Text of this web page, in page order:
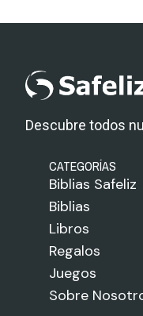
Descubre todos
CATEGORÍAS
Biblias Safeliz
Biblias
Libros
Regalos
Juegos
Sobre